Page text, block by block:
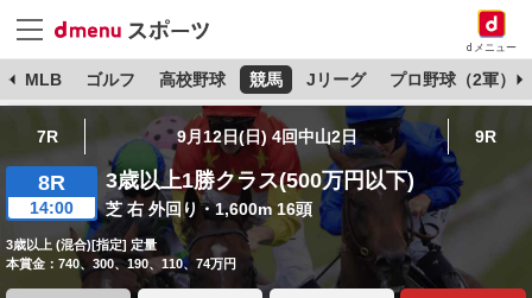
dメニュー
MLB ゴルフ 高校野球 競馬 Jリーグ プロ野球（2軍）
7R 9月12日(日) 4回中山2日 9R
8R
14:00
3歳以上1勝クラス(500万円以下)
芝 右 外回り・1,600m 16頭
3歳以上 (混合)[指定] 定量
本賞金：740、300、190、110、74万円